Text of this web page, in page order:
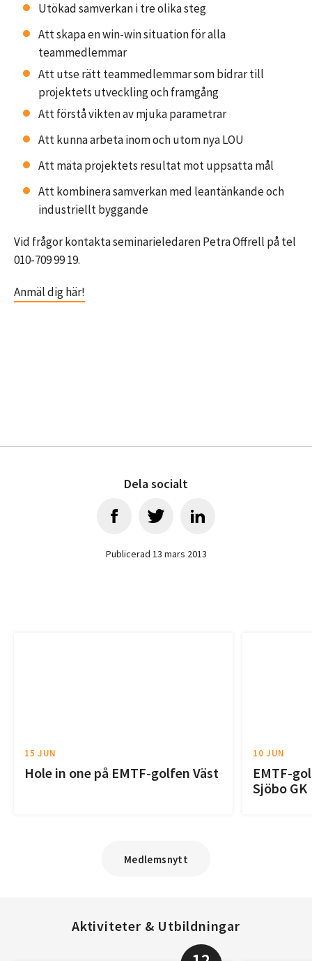
Utökad samverkan i tre olika steg
Att skapa en win-win situation för alla
teammedlemmar
Att utse rätt teammedlemmar som bidrar till
projektets utveckling och framgång
Att förstå vikten av mjuka parametrar
Att kunna arbeta inom och utom nya LOU
Att mäta projektets resultat mot uppsatta mål
Att kombinera samverkan med leantänkande och
industriellt byggande
Vid frågor kontakta seminarieledaren Petra Offrell på tel
010-709 99 19.
Anmäl dig här!
Dela socialt
Publicerad 13 mars 2013
15 JUN
Hole in one på EMTF-golfen Väst
10 JUN
EMTF-
Sjöbo GK
Medlemsnytt
Aktiviteter & Utbildningar